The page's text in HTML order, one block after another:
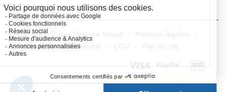
Fait avec 💛 par l’agence Wapiti
Politique de confidentialité